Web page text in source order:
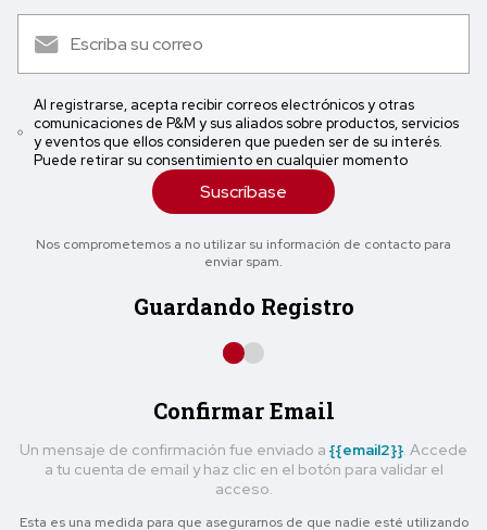
Al registrarse, acepta recibir correos electrónicos y otras
comunicaciones de P&M y sus aliados sobre productos, servicios
y eventos que ellos consideren que pueden ser de su interés.
Puede retirar su consentimiento en cualquier momento
Suscríbase
Nos comprometemos a no utilizar su información de contacto para
enviar spam.
Guardando Registro
Confirmar Email
Un mensaje de confirmación fue enviado a {{email2}}. Accede
a tu cuenta de email y haz clic en el botón para validar el
acceso.
Esta es una medida para que asegurarnos de que nadie esté utilizando